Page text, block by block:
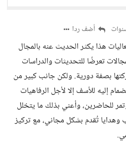
أضف ردا
هذا يكثر الحديث عنه بالمجال
تعرضًا للتحديثات والدراسات
بصفة دورية. ولكن جانب كبير من
إليه للأسف إلا لأجل الرفاهيات
للحاضرين، وأعني بذلك ما يتخلل
وهدايا تُقدم بشكل مجاني، مع تركيز